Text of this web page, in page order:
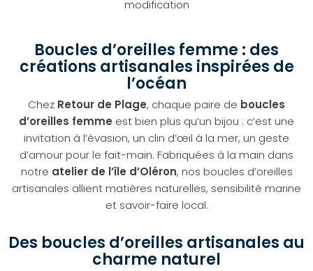
modification
Boucles d’oreilles femme : des
créations artisanales inspirées de
l’océan
Chez Retour de Plage, chaque paire de boucles
d’oreilles femme est bien plus qu’un bijou : c’est une
invitation à l’évasion, un clin d’œil à la mer, un geste
d’amour pour le fait-main. Fabriquées à la main dans
notre atelier de l’île d’Oléron, nos boucles d’oreilles
artisanales allient matières naturelles, sensibilité marine
et savoir-faire local.
Des boucles d’oreilles artisanales au
charme naturel